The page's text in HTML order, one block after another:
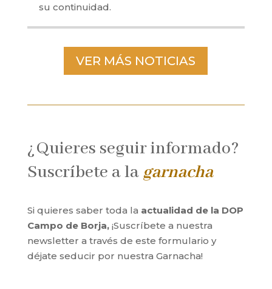
su continuidad.
VER MÁS NOTICIAS
¿Quieres seguir informado?
Suscríbete a la garnacha
Si quieres saber toda la actualidad de la DOP
Campo de Borja,¡Suscríbete a nuestra
newsletter a través de este formulario y
déjate seducir por nuestra Garnacha!